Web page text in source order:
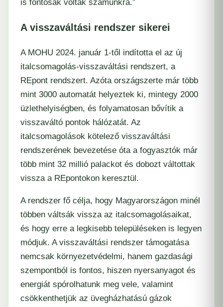
is fontosak voltak számunkra.”
A visszaváltási rendszer sikerei
A MOHU 2024. január 1-től indította el az új
italcsomagolás-visszaváltási rendszert, a
REpont rendszert. Azóta országszerte már több
mint 3000 automatát helyeztek ki, mintegy 2000
üzlethelyiségben, és folyamatosan bővítik a
visszaváltó pontok hálózatát. Az
italcsomagolások kötelező visszaváltási
rendszerének bevezetése óta a fogyasztók már
több mint 32 millió palackot és dobozt váltottak
vissza a REpontokon keresztül.
A rendszer fő célja, hogy Magyarországon minél
többen váltsák vissza az italcsomagolásaikat,
és hogy erre a legkisebb településeken is legyen
módjuk. A visszaváltási rendszer támogatása
nemcsak környezetvédelmi, hanem gazdasági
szempontból is fontos, hiszen nyersanyagot és
energiát spórolhatunk meg vele, valamint
csökkenthetjük az üvegházhatású gázok